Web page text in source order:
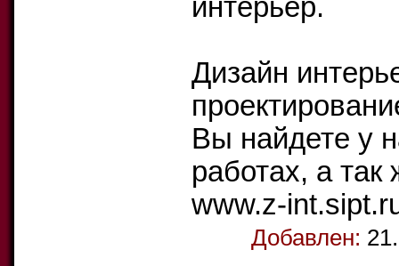
интерьер.
Дизайн
Вы найдете у
работах, а
www.z-
Добавлен: